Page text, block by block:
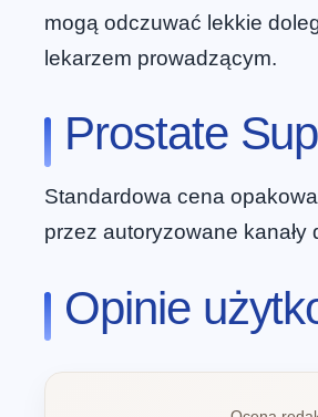
mogą odczuwać lekkie
lekarzem prowadzącym.
Prostate
Standardowa cena
przez autoryzowane
Opinie